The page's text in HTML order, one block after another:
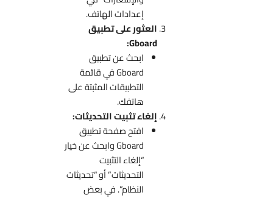
إعدادات الهاتف.
العثور على تطبيق
Gboard:
ابحث عن تطبيق
Gboard في قائمة
التطبيقات المثبتة على
هاتفك.
إلغاء تثبيت التحديثات:
افتح صفحة تطبيق
Gboard وابحث عن خيار
“إلغاء التثبيت
التحديثات” أو “تحديثات
النظام”. في بعض